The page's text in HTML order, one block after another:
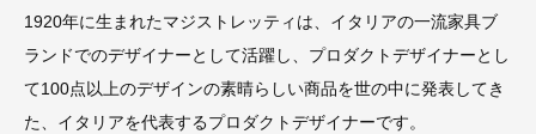
1920年に生まれたマジストレッティは、イタリアの一流家具ブ
ランドでのデザイナーとして活躍し、プロダクトデザイナーとし
て100点以上のデザインの素晴らしい商品を世の中に発表してき
た、イタリアを代表するプロダクトデザイナーです。